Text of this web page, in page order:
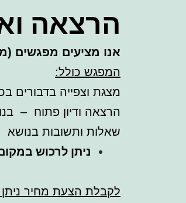
הרצאה
אנו מציעים מפגשים (מינימום 10 איש) להרצאה על דבורים ודבש + ארוחה ערב עשירה, הכוללת
המפגש כולל:
מצגת וצפייה בדבורים
הרצאה ודיון פתוח –
שאלות ותשובות בנושא
ניתן לרכוש
לקבלת הצעת מחיר ניתן